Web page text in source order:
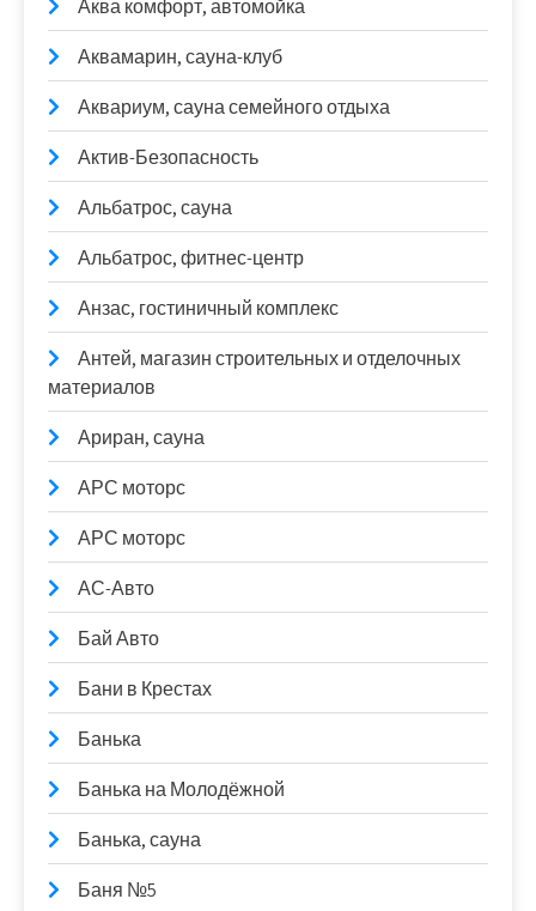
Аква комфорт, автомойка
Аквамарин, сауна-клуб
Аквариум, сауна семейного отдыха
Актив-Безопасность
Альбатрос, сауна
Альбатрос, фитнес-центр
Анзас, гостиничный комплекс
Антей, магазин строительных и отделочных
материалов
Ариран, сауна
АРС моторс
АРС моторс
АС-Авто
Бай Авто
Бани в Крестах
Банька
Банька на Молодёжной
Банька, сауна
Баня №5